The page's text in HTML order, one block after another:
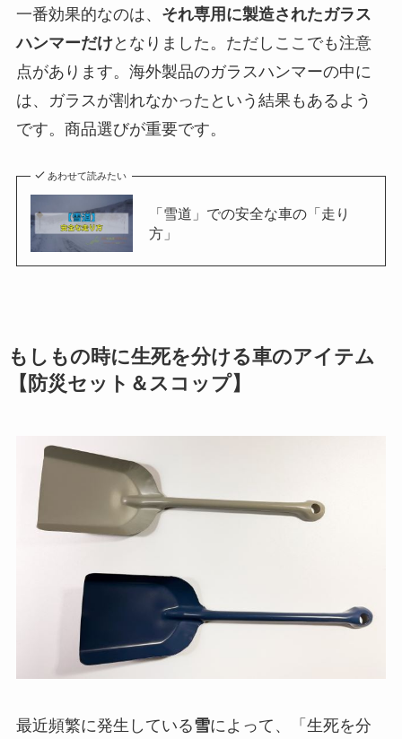
一番効果的なのは、 それ専用に製造されたガラス
ハンマーだけとなりました。ただしここでも注意
点があります。海外製品のガラスハンマーの中に
は、ガラスが割れなかったという結果もあるよう
です。商品選びが重要です。
あわせて読みたい
「雪道」での安全な車の「走り
方」
もしもの時に生死を分ける車のアイテム
【防災セット＆スコップ】
最近頻繁に発生している雪によって、「生死を分